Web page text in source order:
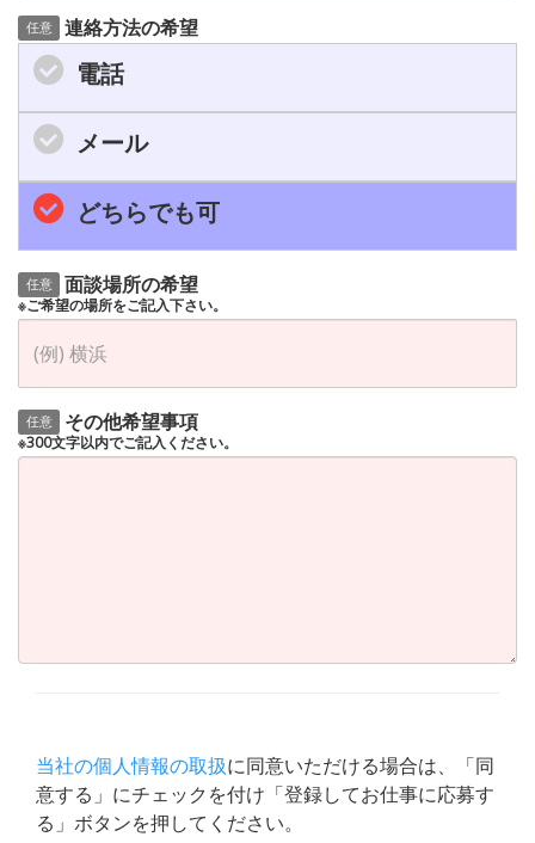
任意 連絡方法の希望
電話
メール
どちらでも可
任意 面談場所の希望
※ご希望の場所をご記入下さい。
任意 その他希望事項
※300文字以内でご記入ください。
当社の個人情報の取扱に同意いただける場合は、「同
意する」にチェックを付け「登録してお仕事に応募す
る」ボタンを押してください。